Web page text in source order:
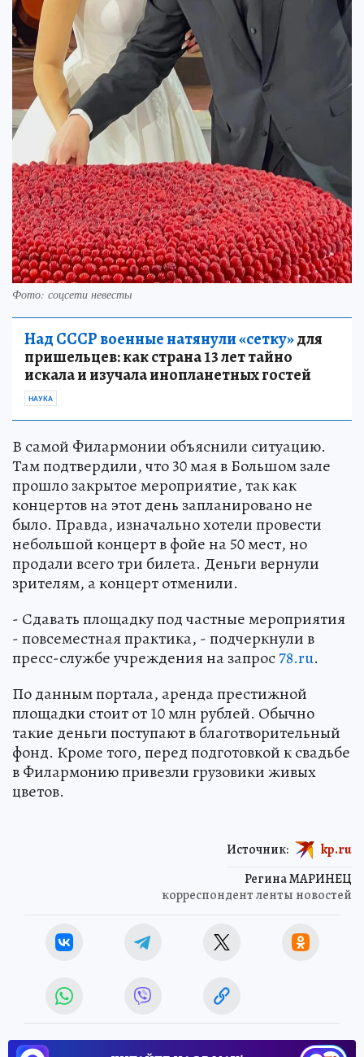
Фото: соцсети невесты
Над СССР военные натянули «сетку»для
пришельцев: как страна 13 лет тайно
искала и изучала инопланетных гостей
НАУКА
В самой Филармонии объяснили ситуацию.
Там подтвердили, что 30 мая в Большом зале
прошло закрытое мероприятие, так как
концертов на этот день запланировано не
было. Правда, изначально хотели провести
небольшой концерт в фойе на 50 мест, но
продали всего три билета. Деньги вернули
зрителям, а концерт отменили.
- Сдавать площадку под частные мероприятия
- повсеместная практика, - подчеркнули в
пресс-службе учреждения на запрос78.ru.
По данным портала, аренда престижной
площадки стоит от 10 млн рублей. Обычно
такие деньги поступают в благотворительный
фонд. Кроме того, перед подготовкой к свадьбе
в Филармонию привезли грузовики живых
цветов.
Регина МАРИНЕЦ
корреспондент ленты новостей
Источник: kp.ru